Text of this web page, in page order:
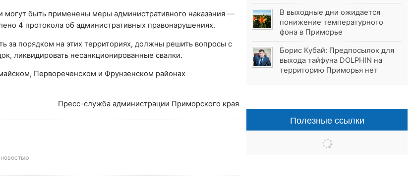
могут быть применены меры административного наказания —
4 протокола об административных правонарушениях.
за порядком на этих территориях, должны решить вопросы с
ликвидировать несанкционированные свалки.
Первореченском и Фрунзенском районах
Пресс-служба администрации Приморского края
В выходные дни ожидается
понижение температурного
фона в Приморье
Борис Кубай: Предпосылок для
выхода тайфуна DOLPHIN на
территорию Приморья нет
Полезные ссылки